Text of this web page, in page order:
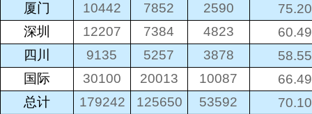
厦门
10442 7852 2590
75.20
深圳
12207 7384 4823
60.49
四川
9135 5257 3878
58.55
国际
30100 20013 10087
66.49
总计
179242 125650 53592 70.10